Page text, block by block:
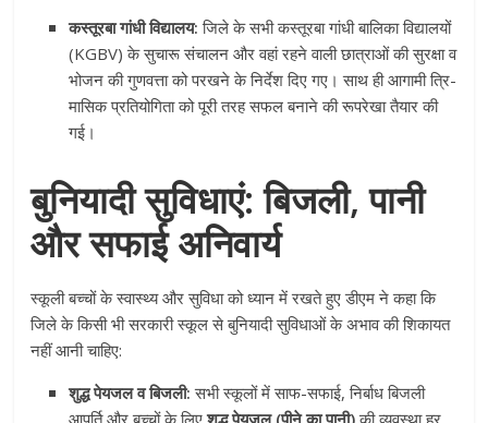
कस्तूरबा गांधी विद्यालय: जिले के सभी कस्तूरबा गांधी बालिका विद्यालयों
(KGBV) के सुचारू संचालन और वहां रहने वाली छात्राओं की सुरक्षा व
भोजन की गुणवत्ता को परखने के निर्देश दिए गए। साथ ही आगामी त्रि-
मासिक प्रतियोगिता को पूरी तरह सफल बनाने की रूपरेखा तैयार की
गई।
बुनियादी सुविधाएं: बिजली, पानी
और सफाई अनिवार्य
स्कूली बच्चों के स्वास्थ्य और सुविधा को ध्यान में रखते हुए डीएम ने कहा कि
जिले के किसी भी सरकारी स्कूल से बुनियादी सुविधाओं के अभाव की शिकायत
नहीं आनी चाहिए:
शुद्ध पेयजल व बिजली: सभी स्कूलों में साफ-सफाई, निर्बाध बिजली